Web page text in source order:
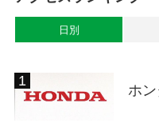
日別
ホ